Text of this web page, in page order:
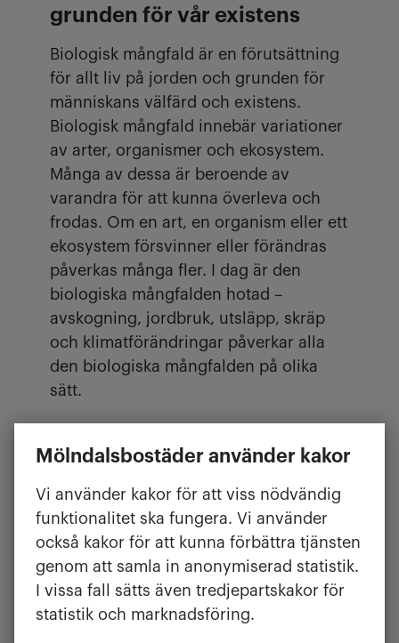
Mölndalsbostäder använder kakor
Vi använder kakor för att viss nödvändig
funktionalitet ska fungera. Vi använder
också kakor för att kunna förbättra tjänsten
genom att samla in anonymiserad statistik.
I vissa fall sätts även tredjepartskakor för
statistik och marknadsföring.
grunden för vår existens
Biologisk mångfald är en förutsättning
för allt liv på jorden och grunden för
människans välfärd och existens.
Biologisk mångfald innebär variationer
av arter, organismer och ekosystem.
Många av dessa är beroende av
varandra för att kunna överleva och
frodas. Om en art, en organism eller ett
ekosystem försvinner eller förändras
påverkas många fler. I dag är den
biologiska mångfalden hotad –
avskogning, jordbruk, utsläpp, skräp
och klimatförändringar påverkar alla
den biologiska mångfalden på olika
sätt.
Utan biologisk mångfald -
ingen mat
För att få livsmedel är vi beroende av
biologisk mångfald och fungerande
ekosystem, till exempel genom insekter
som pollinerar grödor, bakterier och
maskar som gör jorden bördig och